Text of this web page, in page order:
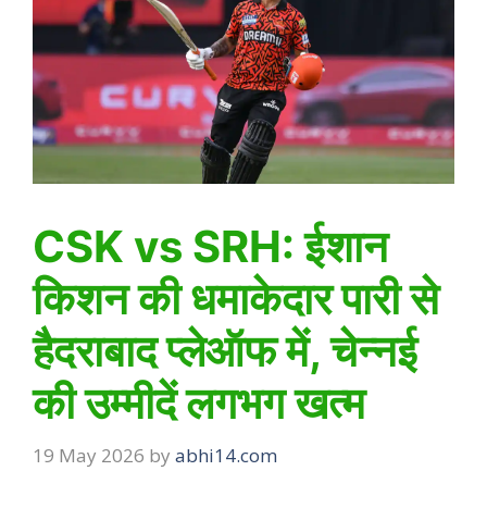
CSK vs SRH: ईशान
किशन की धमाकेदार पारी से
हैदराबाद प्लेऑफ में, चेन्नई
की उम्मीदें लगभग खत्म
19 May 2026 by abhi14.com